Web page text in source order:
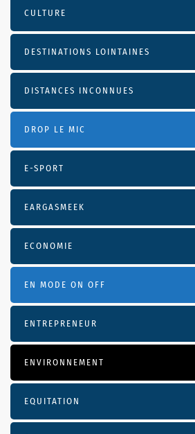
CULTURE
DESTINATIONS LOINTAINES
DISTANCES INCONNUES
DROP LE MIC
E-SPORT
EARGASMEEK
ECONOMIE
EN MODE ON OFF
ENTREPRENEUR
ENVIRONNEMENT
EQUITATION